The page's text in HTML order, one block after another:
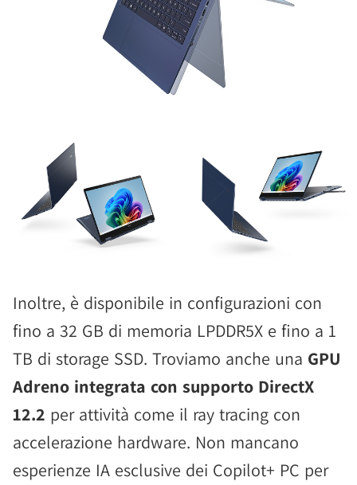
Inoltre, è disponibile in configurazioni con
fino a 32 GB di memoria LPDDR5X e fino a 1
TB di storage SSD. Troviamo anche una GPU
Adreno integrata con supporto DirectX
12.2 per attività come il ray tracing con
accelerazione hardware. Non mancano
esperienze IA esclusive dei Copilot+ PC per